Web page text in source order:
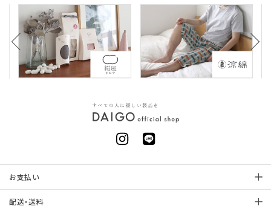
お支払い
配送・送料